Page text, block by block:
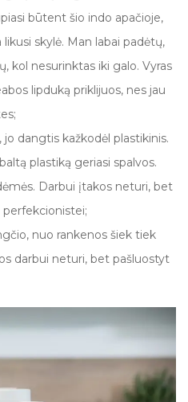
būtent šio indo apačioje,
skylė. Man labai padėtų,
kol nesurinktas iki galo. Vyras
lipduką priklijuos, nes jau
jo dangtis kažkodėl plastikinis.
plastiką geriasi spalvos.
Darbui įtakos neturi, bet
nuo rankenos šiek tiek
darbui neturi, bet pašluostyt